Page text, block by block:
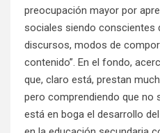
preocupación mayor por
sociales siendo conscientes
discursos, modos de
contenido”. En el fondo,
que, claro está, prestan
pero comprendiendo que no
está en boga el desarrollo